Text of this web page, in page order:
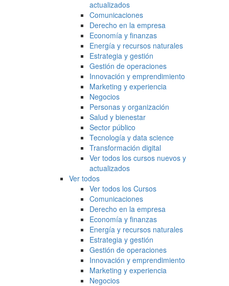
actualizados
Comunicaciones
Derecho en la empresa
Economía y finanzas
Energía y recursos naturales
Estrategia y gestión
Gestión de operaciones
Innovación y emprendimiento
Marketing y experiencia
Negocios
Personas y organización
Salud y bienestar
Sector público
Tecnología y data science
Transformación digital
Ver todos los cursos nuevos y
actualizados
Ver todos
Ver todos los Cursos
Comunicaciones
Derecho en la empresa
Economía y finanzas
Energía y recursos naturales
Estrategia y gestión
Gestión de operaciones
Innovación y emprendimiento
Marketing y experiencia
Negocios